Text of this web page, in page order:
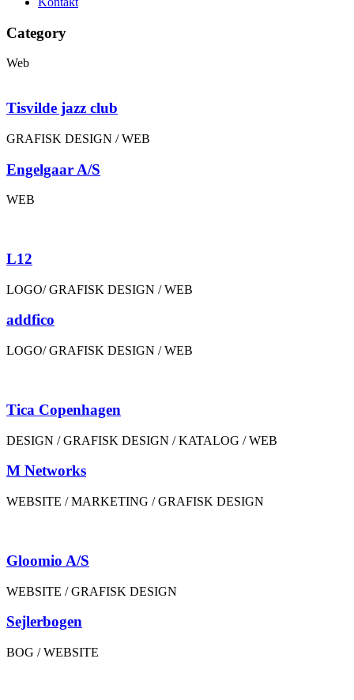
Category
Web
Tisvilde jazz club
GRAFISK DESIGN / WEB
Engelgaar A/S
WEB
L12
LOGO/ GRAFISK DESIGN / WEB
addfico
LOGO/ GRAFISK DESIGN / WEB
Tica Copenhagen
DESIGN / GRAFISK DESIGN / KATALOG / WEB
M Networks
WEBSITE / MARKETING / GRAFISK DESIGN
Gloomio A/S
WEBSITE / GRAFISK DESIGN
Sejlerbogen
BOG / WEBSITE